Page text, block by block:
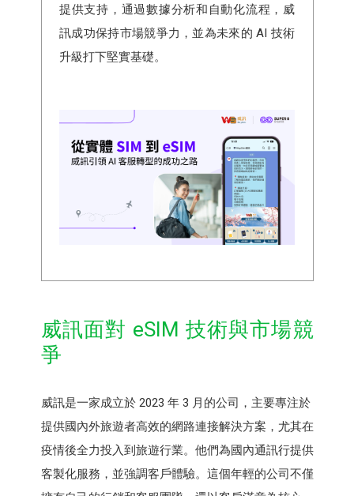
提供支持，通過數據分析和自動化流程，威
訊成功保持市場競爭力，並為未來的 AI 技術
升級打下堅實基礎。
威訊面對 eSIM 技術與市場競
爭
威訊是一家成立於 2023 年 3 月的公司，主要專注於
提供國內外旅遊者高效的網路連接解決方案，尤其在
疫情後全力投入到旅遊行業。他們為國內通訊行提供
客製化服務，並強調客戶體驗。這個年輕的公司不僅